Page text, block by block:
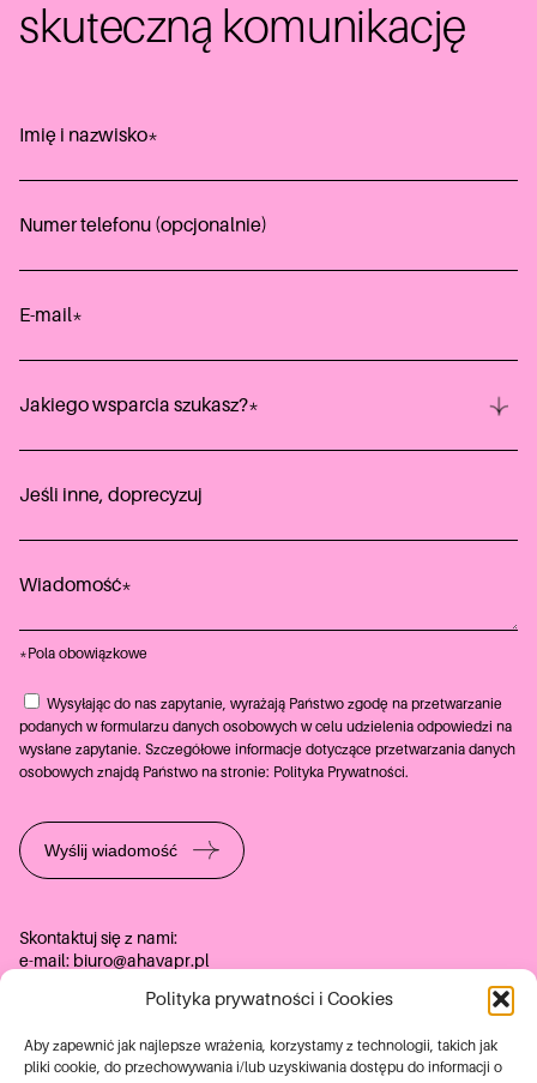
Polityka prywatności i Cookies
Aby zapewnić jak najlepsze wrażenia, korzystamy z technologii, takich jak
pliki cookie, do przechowywania i/lub uzyskiwania dostępu do informacji o
skuteczną komunikację
Skontaktuj się z nami:
e-mail: biuro@ahavapr.pl
Adres biura:
Mikołaja Kopernika 37/1,
*Pola obowiązkowe
Wysyłając do nas zapytanie, wyrażają Państwo zgodę na przetwarzanie
podanych w formularzu danych osobowych w celu udzielenia odpowiedzi na
wysłane zapytanie. Szczegółowe informacje dotyczące przetwarzania danych
osobowych znajdą Państwo na stronie: Polityka Prywatności.